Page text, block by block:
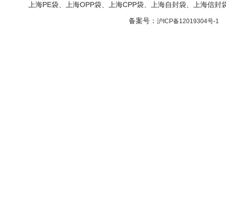
上海PE袋、上海OPP袋、上海CPP袋、上海自封袋、上海信
备案号： 沪ICP备12019304号-1